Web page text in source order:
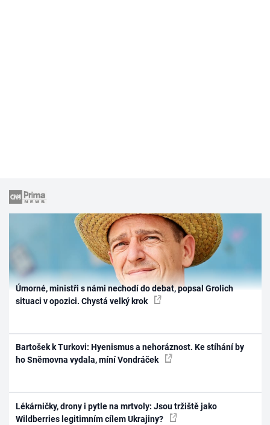
Úmorné, ministři s námi nechodí do debat, popsal Grolich
situaci v opozici. Chystá velký krok
Bartošek k Turkovi: Hyenismus a nehoráznost. Ke stíhání by
ho Sněmovna vydala, míní Vondráček
Lékárničky, drony i pytle na mrtvoly: Jsou tržiště jako
Wildberries legitimním cílem Ukrajiny?